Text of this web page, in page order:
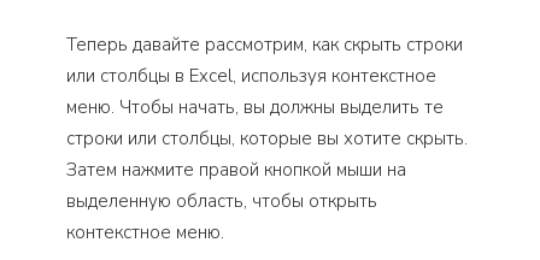
Теперь давайте рассмотрим, как скрыть строки
или столбцы в Excel, используя контекстное
меню. Чтобы начать, вы должны выделить те
строки или столбцы, которые вы хотите скрыть.
Затем нажмите правой кнопкой мыши на
выделенную область, чтобы открыть
контекстное меню.